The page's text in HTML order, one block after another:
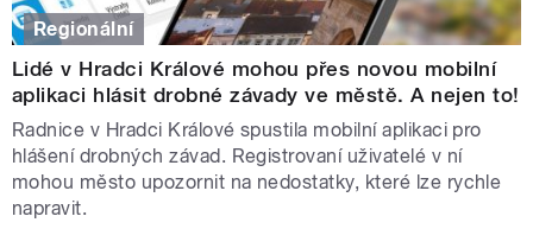
Regionální
Lidé v Hradci Králové mohou přes novou mobilní
aplikaci hlásit drobné závady ve městě. A nejen to!
Radnice v Hradci Králové spustila mobilní aplikaci pro
hlášení drobných závad. Registrovaní uživatelé v ní
mohou město upozornit na nedostatky, které lze rychle
napravit.